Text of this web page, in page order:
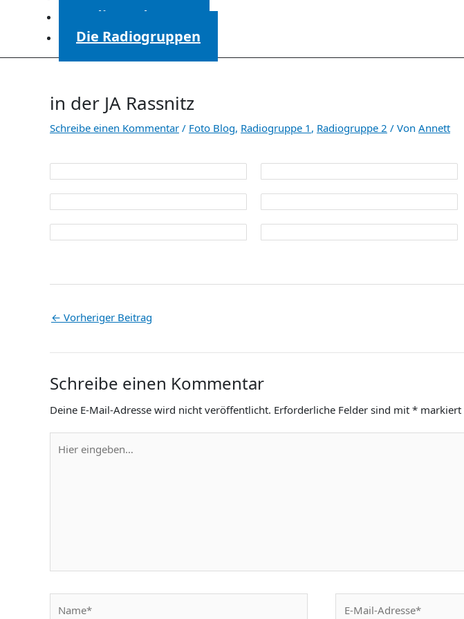
Radiosendungen
Die Radiogruppen
in der JA Rassnitz
Schreibe einen Kommentar / Foto Blog, Radiogruppe 1 , Radiogruppe 2 / Von Annett
← Vorheriger Beitrag
Schreibe einen Kommentar
Deine E-Mail-Adresse wird nicht veröffentlicht. Erforderliche Felder sind mit * markiert
eingeben…
Mail-